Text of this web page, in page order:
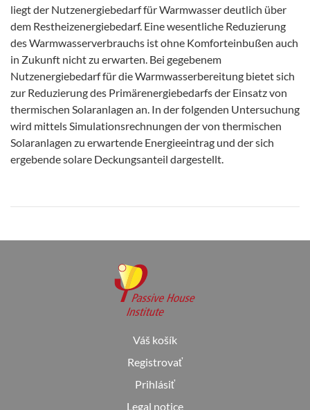
liegt der Nutzenergiebedarf für Warmwasser deutlich über
dem Restheizenergiebedarf. Eine wesentliche Reduzierung
des Warmwasserverbrauchs ist ohne Komforteinbußen auch
in Zukunft nicht zu erwarten. Bei gegebenem
Nutzenergiebedarf für die Warmwasserbereitung bietet sich
zur Reduzierung des Primärenergiebedarfs der Einsatz von
thermischen Solaranlagen an. In der folgenden Untersuchung
wird mittels Simulationsrechnungen der von thermischen
Solaranlagen zu erwartende Energieeintrag und der sich
ergebende solare Deckungsanteil dargestellt.
Váš košík
Registrovať
Prihlásiť
Legal notice